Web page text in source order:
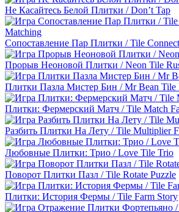
Не Касайтесь Белой Плитки / Don’t Tap
Сопоставление Пар Плитки / Tile
Прорыв Неоновой Плитки / Neon Tile
Плитки Пазла Мистер Бин / Mr Bean Tile
Плитки: Фермерский Матч / Tile Match
Разбить Плитки На Лету / Tile Multiplier
Любовные Плитки: Трио / Love Tile Trio
Поворот Плитки Пазл / Tile Rotate Puzzle
Плитки: История Фермы / Tile Farm Story